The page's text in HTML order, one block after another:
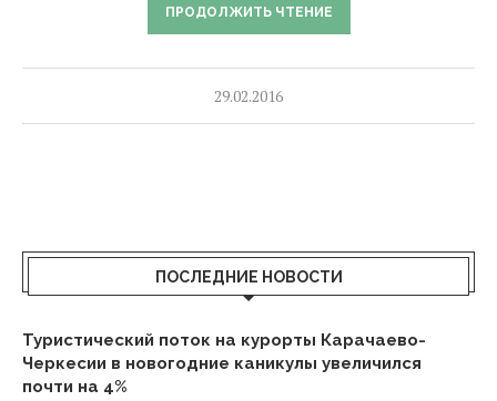
ПРОДОЛЖИТЬ ЧТЕНИЕ
29.02.2016
ПОСЛЕДНИЕ НОВОСТИ
Туристический поток на курорты Карачаево-
Черкесии в новогодние каникулы увеличился
почти на 4%